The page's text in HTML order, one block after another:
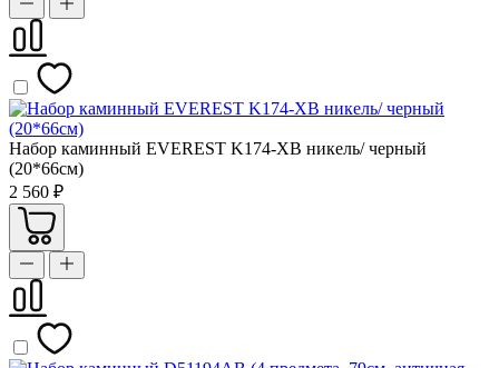
Набор каминный EVEREST K174-XB никель/ черный
(20*66см)
2 560 ₽